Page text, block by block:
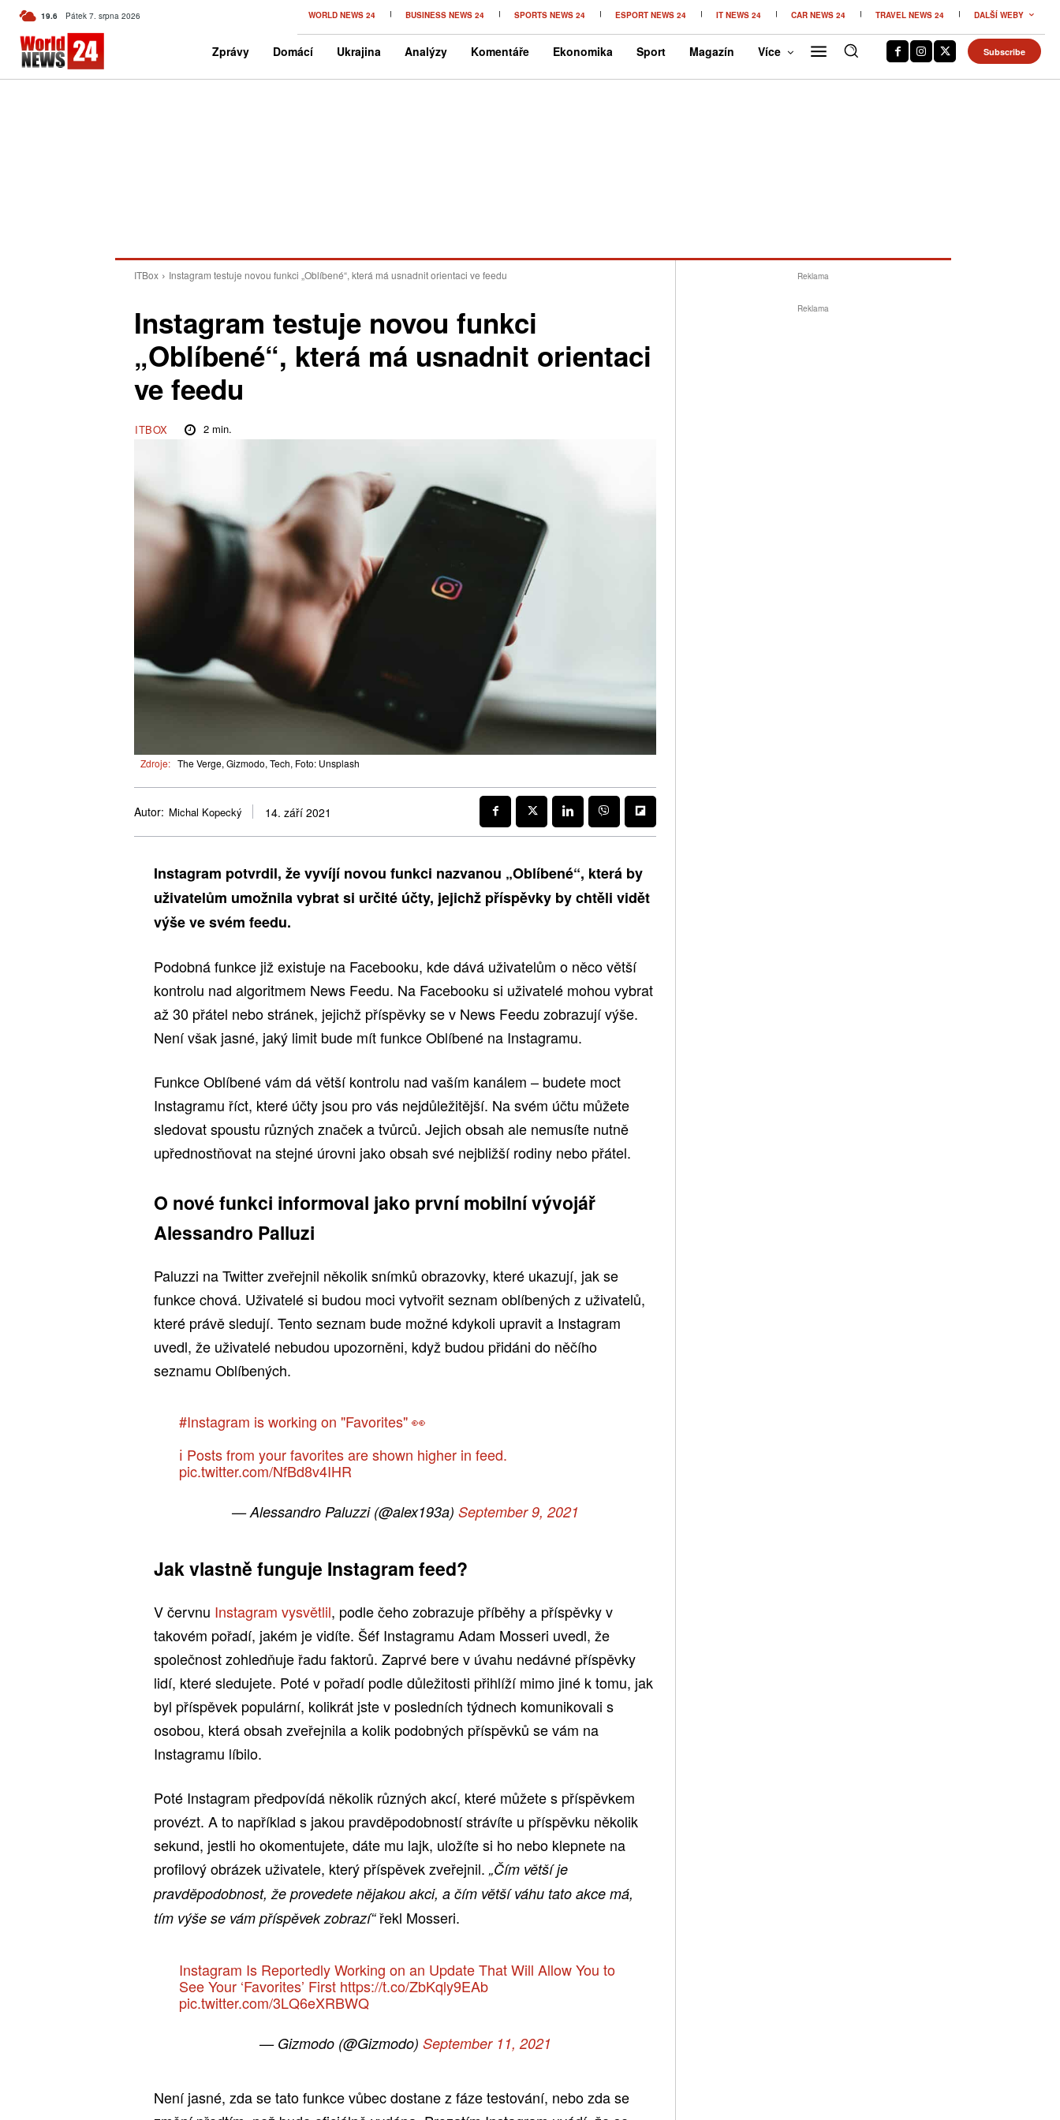
19.6 C Czech
Pátek 7. srpna 2026 WORLD NEWS 24 BUSINESS NEWS 24 SPORTS NEWS 24 ESPORT NEWS 24 IT NEWS 24 CAR NEWS 24 TRAVEL NEWS 24 DALŠÍ WEBY
Zprávy Domácí Ukrajina Analýzy Komentáře Ekonomika Sport Magazín Více Subscribe
ITBox Instagram testuje novou funkci „Oblíbené“, která má usnadnit orientaci ve feedu
Instagram testuje novou funkci
„Oblíbené“, která má usnadnit orientaci
ve feedu
ITBOX 2min.
Zdroje: The Verge, Gizmodo, Tech, Foto: Unsplash
Autor: Michal Kopecký 14. září 2021
Instagram potvrdil, že vyvíjí novou funkci nazvanou „Oblíbené“, která by
uživatelům umožnila vybrat si určité účty, jejichž příspěvky by chtěli vidět
výše ve svém feedu.
Podobná funkce již existuje na Facebooku, kde dává uživatelům o něco větší
kontrolu nad algoritmem News Feedu. Na Facebooku si uživatelé mohou vybrat
až 30 přátel nebo stránek, jejichž příspěvky se v News Feedu zobrazují výše.
Není však jasné, jaký limit bude mít funkce Oblíbené na Instagramu.
Funkce Oblíbené vám dá větší kontrolu nad vaším kanálem – budete moct
Instagramu říct, které účty jsou pro vás nejdůležitější. Na svém účtu můžete
sledovat spoustu různých značek a tvůrců. Jejich obsah ale nemusíte nutně
upřednostňovat na stejné úrovni jako obsah své nejbližší rodiny nebo přátel.
O nové funkci informoval jako první mobilní vývojář
Alessandro Palluzi
Paluzzi na Twitter zveřejnil několik snímků obrazovky, které ukazují, jak se
funkce chová. Uživatelé si budou moci vytvořit seznam oblíbených z uživatelů,
které právě sledují. Tento seznam bude možné kdykoli upravit a Instagram
uvedl, že uživatelé nebudou upozorněni, když budou přidáni do něčího
seznamu Oblíbených.
#Instagram is working on "Favorites" 👀
ℹ️ Posts from your favorites are shown higher in feed.
pic.twitter.com/NfBd8v4IHR
— Alessandro Paluzzi (@alex193a) September 9, 2021
Jak vlastně funguje Instagram feed?
V červnu Instagram vysvětlil, podle čeho zobrazuje příběhy a příspěvky v
takovém pořadí, jakém je vidíte. Šéf Instagramu Adam Mosseri uvedl, že
společnost zohledňuje řadu faktorů. Zaprvé bere v úvahu nedávné příspěvky
lidí, které sledujete. Poté v pořadí podle důležitosti přihlíží mimo jiné k tomu, jak
byl příspěvek populární, kolikrát jste v posledních týdnech komunikovali s
osobou, která obsah zveřejnila a kolik podobných příspěvků se vám na
Instagramu líbilo.
Poté Instagram předpovídá několik různých akcí, které můžete s příspěvkem
provézt. A to například s jakou pravděpodobností strávíte u příspěvku několik
sekund, jestli ho okomentujete, dáte mu lajk, uložíte si ho nebo klepnete na
profilový obrázek uživatele, který příspěvek zveřejnil. „Čím větší je
pravděpodobnost, že provedete nějakou akci, a čím větší váhu tato akce má,
tím výše se vám příspěvek zobrazí“řekl Mosseri.
Instagram Is Reportedly Working on an Update That Will Allow You to
See Your ‘Favorites’ First https://t.co/ZbKqly9EAb
pic.twitter.com/3LQ6eXRBWQ
— Gizmodo (@Gizmodo) September 11, 2021
Není jasné, zda se tato funkce vůbec dostane z fáze testování, nebo zda se
Reklama
Reklama